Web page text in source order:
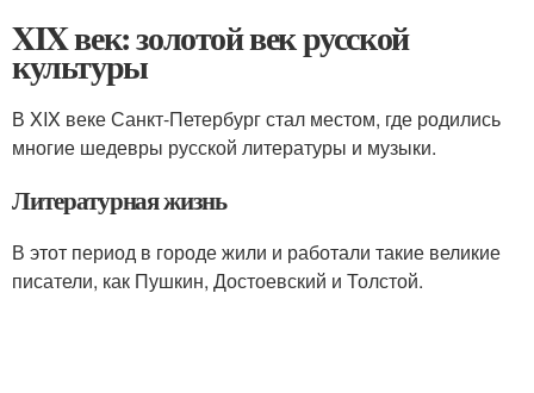
XIX век: золотой век русской
культуры
В XIX веке Санкт-Петербург стал местом, где родились
многие шедевры русской литературы и музыки.
Литературная жизнь
В этот период в городе жили и работали такие великие
писатели, как Пушкин, Достоевский и Толстой.